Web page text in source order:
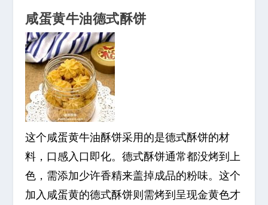
咸蛋黄牛油德式酥饼
这个咸蛋黄牛油酥饼采用的是德式酥饼的材
料，口感入口即化。德式酥饼通常都没烤到上
色，需添加少许香精来盖掉成品的粉味。这个
加入咸蛋黄的德式酥饼则需烤到呈现金黄色才